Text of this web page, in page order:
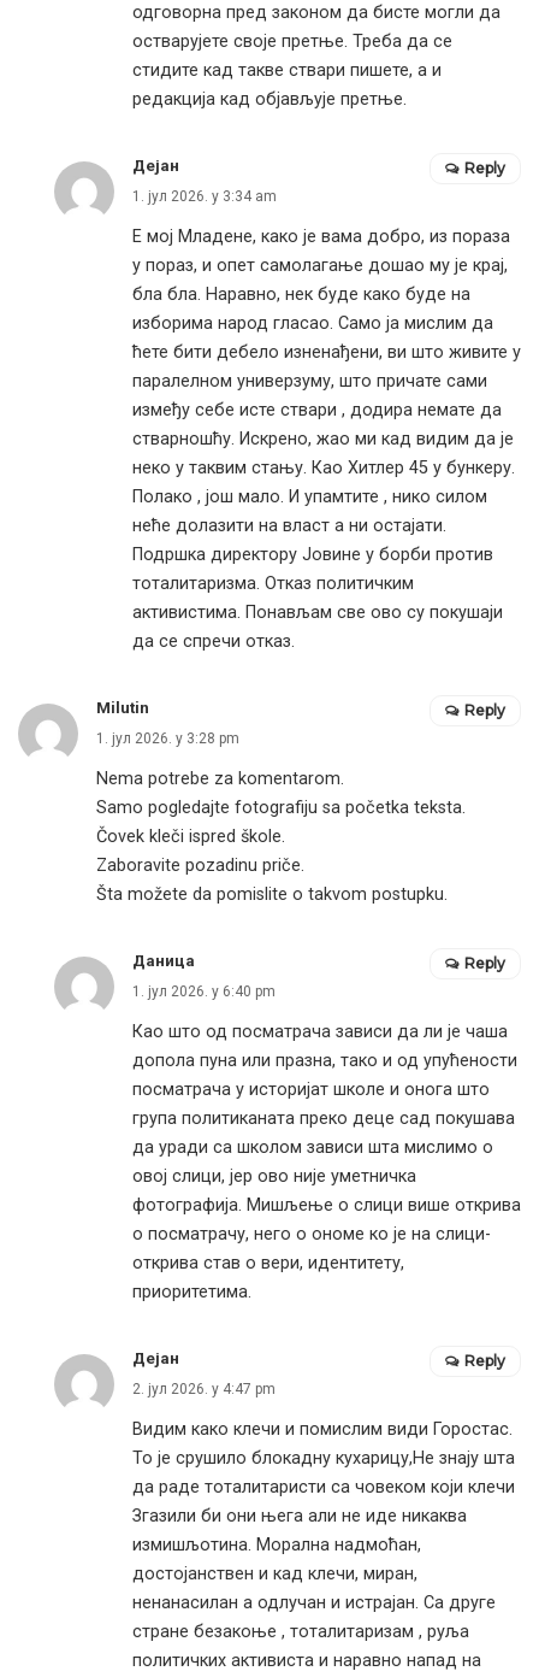
одговорна пред законом да бисте могли да
остварујете своје претње. Треба да се
стидите кад такве ствари пишете, а и
редакција кад објављује претње.
Дејан
1. јул 2026. у 3:34 am
Е мој Младене, како је вама добро, из пораза
у пораз, и опет самолагање дошао му је крај,
бла бла. Наравно, нек буде како буде на
изборима народ гласао. Само ја мислим да
ћете бити дебело изненађени, ви што живите у
паралелном универзуму, што причате сами
између себе исте ствари , додира немате да
стварношћу. Искрено, жао ми кад видим да је
неко у таквим стању. Као Хитлер 45 у бункеру.
Полако , још мало. И упамтите , нико силом
неће долазити на власт а ни остајати.
Подршка директору Јовине у борби против
тоталитаризма. Отказ политичким
активистима. Понављам све ово су покушаји
да се спречи отказ.
Reply
Milutin
1. јул 2026. у 3:28 pm
Nema potrebe za komentarom.
Samo pogledajte fotografiju sa početka teksta.
Čovek kleči ispred škole.
Zaboravite pozadinu priče.
Šta možete da pomislite o takvom postupku.
Reply
Даница
1. јул 2026. у 6:40 pm
Као што од посматрача зависи да ли је чаша
допола пуна или празна, тако и од упућености
посматрача у историјат школе и онога што
група политиканата преко деце сад покушава
да уради са школом зависи шта мислимо о
овој слици, јер ово није уметничка
фотографија. Мишљење о слици више открива
о посматрачу, него о ономе ко је на слици-
открива став о вери, идентитету,
приоритетима.
Reply
Дејан
2. јул 2026. у 4:47 pm
Видим како клечи и помислим види Горостас.
То је срушило блокадну кухарицу,Не знају шта
да раде тоталитаристи са човеком који клечи
Згазили би они њега али не иде никаква
измишљотина. Морална надмоћан,
достојанствен и кад клечи, миран,
ненанасилан а одлучан и истрајан. Са друге
стране безакоње , тоталитаризам , руља
политичких активиста и наравно напад на
Reply